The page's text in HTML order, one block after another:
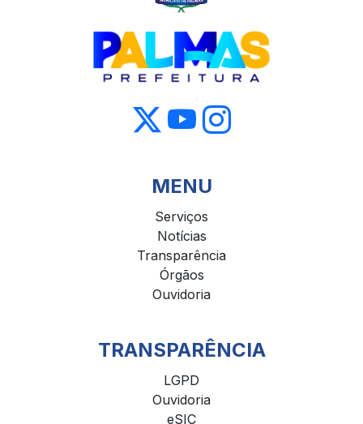
MENU
Serviços
Notícias
Transparência
Órgãos
Ouvidoria
TRANSPARÊNCIA
LGPD
Ouvidoria
eSIC